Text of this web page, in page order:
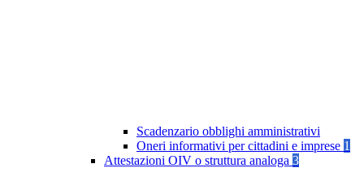
Scadenzario obblighi amministrativi
Oneri informativi per cittadini e imprese 1
Attestazioni OIV o struttura analoga 3